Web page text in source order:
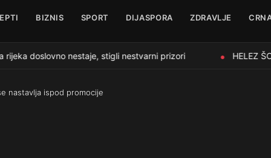
BIZNIS SPORT DIJASPORA ZDRAVLJE
doslovno nestaje, stigli nestvarni prizori HELEZ
nastavlja ispod promocije